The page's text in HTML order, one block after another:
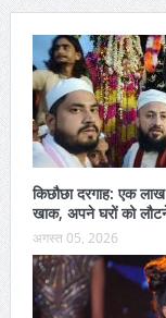
किछौछा दरगाह: एक
खाक, अपने घरों को
अगस्त 05, 2026